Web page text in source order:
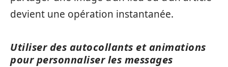
devient une opération instantanée.
Utiliser des autocollants et animations
pour personnaliser les messages